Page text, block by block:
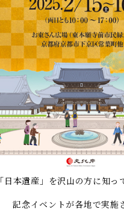
「日本遺産」を沢山の方に知っ
記念イベントが各地で実施